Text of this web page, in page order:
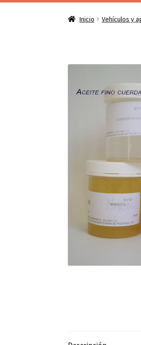
Inicio Vehículos y